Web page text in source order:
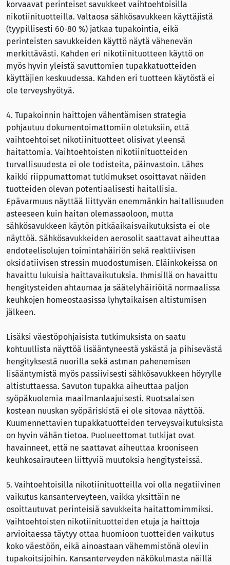
korvaavat perinteiset savukkeet vaihtoehtoisilla
nikotiinituotteilla. Valtaosa sähkösavukkeen käyttäjistä
(tyypillisesti 60-80 %) jatkaa tupakointia, eikä
perinteisten savukkeiden käyttö näytä vähenevän
merkittävästi. Kahden eri nikotiinituotteen käyttö on
myös hyvin yleistä savuttomien tupakkatuotteiden
käyttäjien keskuudessa. Kahden eri tuotteen käytöstä ei
ole terveyshyötyä.
4. Tupakoinnin haittojen vähentämisen strategia
pohjautuu dokumentoimattomiin oletuksiin, että
vaihtoehtoiset nikotiinituotteet olisivat yleensä
haitattomia. Vaihtoehtoisten nikotiinituotteiden
turvallisuudesta ei ole todisteita, päinvastoin. Lähes
kaikki riippumattomat tutkimukset osoittavat näiden
tuotteiden olevan potentiaalisesti haitallisia.
Epävarmuus näyttää liittyvän enemmänkin haitallisuuden
asteeseen kuin haitan olemassaoloon, mutta
sähkösavukkeen käytön pitkäaikaisvaikutuksista ei ole
näyttöä. Sähkösavukkeiden aerosolit saattavat aiheuttaa
endoteelisolujen toimintahäiriön sekä reaktiivisen
oksidatiivisen stressin muodostumisen. Eläinkokeissa on
havaittu lukuisia haittavaikutuksia. Ihmisillä on havaittu
hengitysteiden ahtaumaa ja säätelyhäiriöitä normaalissa
keuhkojen homeostaasissa lyhytaikaisen altistumisen
jälkeen.
Lisäksi väestöpohjaisista tutkimuksista on saatu
kohtuullista näyttöä lisääntyneestä yskästä ja pihisevästä
hengityksestä nuorilla sekä astman pahenemisen
lisääntymistä myös passiivisesti sähkösavukkeen höyrylle
altistuttaessa. Savuton tupakka aiheuttaa paljon
syöpäkuolemia maailmanlaajuisesti. Ruotsalaisen
kostean nuuskan syöpäriskistä ei ole sitovaa näyttöä.
Kuumennettavien tupakkatuotteiden terveysvaikutuksista
on hyvin vähän tietoa. Puolueettomat tutkijat ovat
havainneet, että ne saattavat aiheuttaa krooniseen
keuhkosairauteen liittyviä muutoksia hengitysteissä.
5. Vaihtoehtoisilla nikotiinituotteilla voi olla negatiivinen
vaikutus kansanterveyteen, vaikka yksittäin ne
osoittautuvat perinteisiä savukkeita haitattomimmiksi.
Vaihtoehtoisten nikotiinituotteiden etuja ja haittoja
arvioitaessa täytyy ottaa huomioon tuotteiden vaikutus
koko väestöön, eikä ainoastaan vähemmistönä oleviin
tupakoitsijoihin. Kansanterveyden näkökulmasta näillä